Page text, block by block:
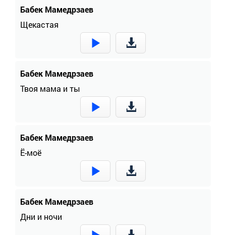
Бабек Мамедрзаев
Щекастая
Бабек Мамедрзаев
Твоя мама и ты
Бабек Мамедрзаев
Ё-моё
Бабек Мамедрзаев
Дни и ночи